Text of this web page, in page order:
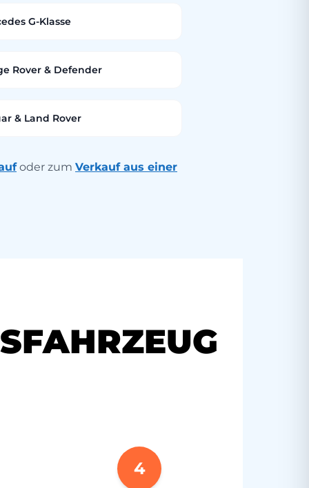
G-Klasse
Rover & Defender
& Land Rover
oder zum Verkauf aus einer
4